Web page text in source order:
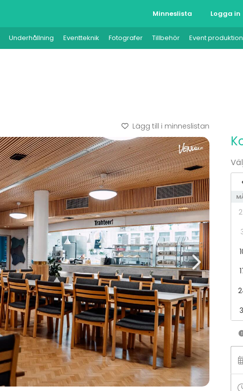
Minneslista Logga in
Underhållning Eventteknik Fotografer Tillbehör Event produktion
Lägg till i minneslistan
‹